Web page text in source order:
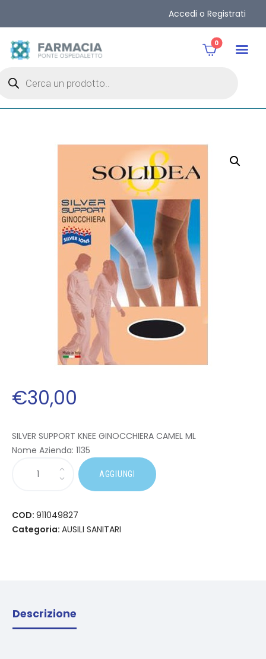
Accedi o Registrati
0
€30,00
SILVER SUPPORT KNEE GINOCCHIERA CAMEL ML
Nome Azienda: 1135
AGGIUNGI
COD: 911049827
Categoria: AUSILI SANITARI
Descrizione